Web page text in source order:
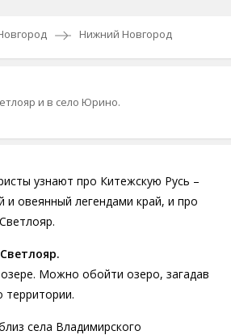
Нижний Новгород
и в село Юрино.
узнают про Китежскую Русь –
и овеянный легендами край, и про
Можно обойти озеро, загадав
территории.
села Владимирского